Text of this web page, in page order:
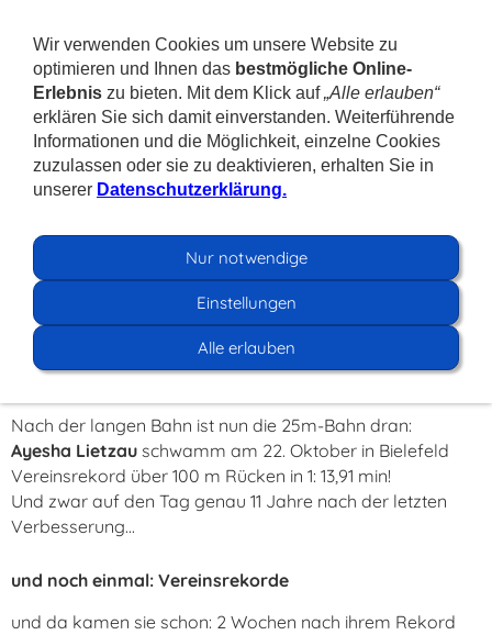
Navigation einblenden
Bestenliste und
Vereinsrekorde
Nach der langen Bahn ist nun die 25m-Bahn dran:
Ayesha Lietzau schwamm am 22. Oktober in Bielefeld
Vereinsrekord über 100 m Rücken in 1: 13,91 min!
Und zwar auf den Tag genau 11 Jahre nach der letzten
Verbesserung...
und noch einmal: Vereinsrekorde
und da kamen sie schon: 2 Wochen nach ihrem Rekord
Wir verwenden Cookies um unsere Website zu
optimieren und Ihnen das bestmögliche Online-
Erlebnis zu bieten. Mit dem Klick auf„Alle erlauben“
erklären Sie sich damit einverstanden. Weiterführende
Informationen und die Möglichkeit, einzelne Cookies
zuzulassen oder sie zu deaktivieren, erhalten Sie in
unserer Datenschutzerklärung.
Nur notwendige
Einstellungen
Alle erlauben